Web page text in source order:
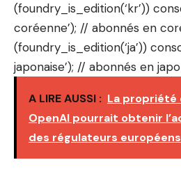
(foundry_is_edition(‘kr’))
coréenne’); // abonnés en
(foundry_is_edition(‘ja’))
japonaise’); // abonnés en
A LIRE AUSSI : La
OpenAI pourrait obtenir
des régulateurs